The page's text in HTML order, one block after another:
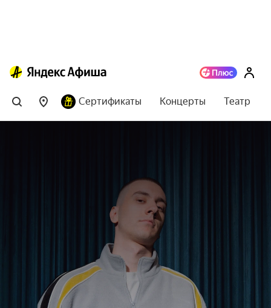
Сертификаты Концерты Театр